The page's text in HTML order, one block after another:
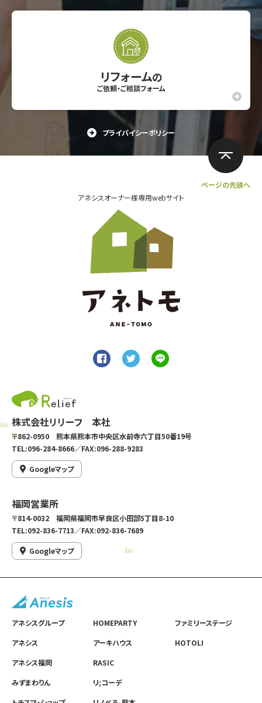
リフォームの
ご依頼・ご相談フォーム
プライバイシーポリシー
アネシスオーナー様専用webサイト
株式会社リリーフ 本社
〒862-0950 熊本県熊本市中央区水前寺六丁目50番19号
TEL:096-284-8666／FAX:096-288-9283
Googleマップ
福岡営業所
〒814-0032 福岡県福岡市早良区小田部5丁目8-10
TEL:092-836-7713／FAX:092-836-7689
Googleマップ
アネシスグループ
アネシス
アネシス福岡
HOMEPARTY
アーキハウス
RASIC
ファミリーステージ
HOTOLI
みずまわりん
リ;コーデ
ページの先頭へ